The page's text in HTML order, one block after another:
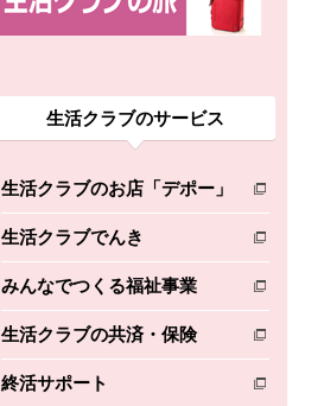
生活クラブのサービス
生活クラブのお店「デポー」
別のウィンドウで開きます。
生活クラブでんき
別のウィンドウで開きます。
みんなでつくる福祉事業
別のウィンドウで開きます。
生活クラブの共済・保険
別のウィンドウで開きます。
終活サポート
別のウィンドウで開きます。